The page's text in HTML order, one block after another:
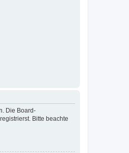
Die Board-
Bitte beachte